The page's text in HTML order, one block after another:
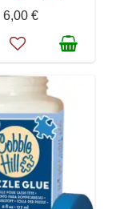
6,00 €